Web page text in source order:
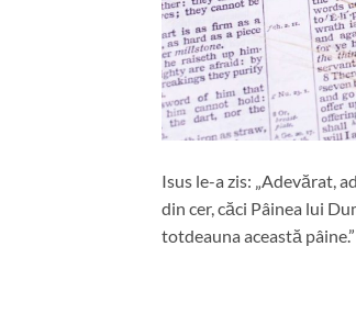
Isus le-a zis: „Adevărat,
din cer, căci Pâinea lui
totdeauna această